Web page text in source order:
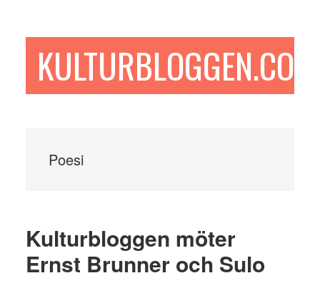
sidofältetKULTURBLOGGEN.COM
Poesi
Kulturbloggen möter
Ernst Brunner och Sulo